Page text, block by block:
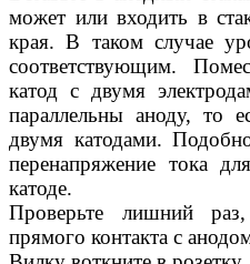
может или входить в
края. В таком случае
соответствующим.
катод с двумя
параллельны аноду, то
двумя катодами.
перенапряжение тока
катоде.
Проверьте лишний
прямого контакта с